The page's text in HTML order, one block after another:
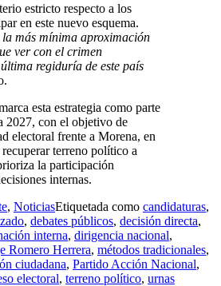
estricto respecto a los
en este nuevo esquema.
más mínima aproximación
ver con el crimen
regiduría de este país
esta estrategia como parte
2027, con el objetivo de
electoral frente a Morena, en
terreno político a
la participación
internas.
, NoticiasEtiquetada como candidaturas,
, debates públicos, decisión directa,
interna, dirigencia nacional,
Romero Herrera, métodos tradicionales,
ciudadana, Partido Acción Nacional,
electoral, terreno político, urnas